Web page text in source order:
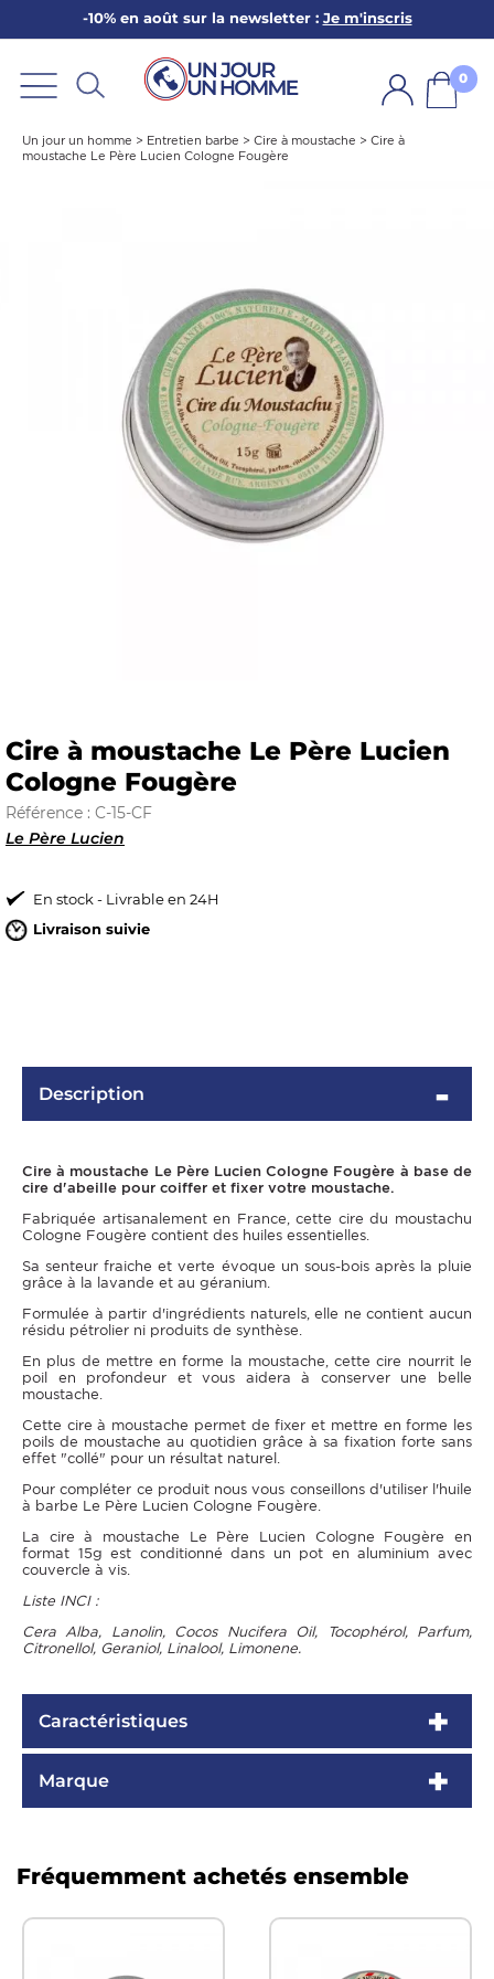
-10% en août sur la newsletter : Je m'inscris
0
Un jour un homme > Entretien barbe > Cire à moustache > Cire à
moustache Le Père Lucien Cologne Fougère
Cire à moustache Le Père Lucien
Cologne Fougère
Référence : C-15-CF
Le Père Lucien
En stock - Livrable en 24H
Livraison suivie
Description
Cire à moustache Le Père Lucien Cologne Fougère à base de
cire d'abeille pour coiffer et fixer votre moustache.
Fabriquée artisanalement en France, cette cire du moustachu
Cologne Fougère contient des huiles essentielles.
Sa senteur fraiche et verte évoque un sous-bois après la pluie
grâce à la lavande et au géranium.
Formulée à partir d'ingrédients naturels, elle ne contient aucun
résidu pétrolier ni produits de synthèse.
En plus de mettre en forme la moustache, cette cire nourrit le
poil en profondeur et vous aidera à conserver une belle
moustache.
Cette cire à moustache permet de fixer et mettre en forme les
poils de moustache au quotidien grâce à sa fixation forte sans
effet "collé" pour un résultat naturel.
Pour compléter ce produit nous vous conseillons d'utiliser l'huile
à barbe Le Père Lucien Cologne Fougère.
La cire à moustache Le Père Lucien Cologne Fougère en
format 15g est conditionné dans un pot en aluminium avec
couvercle à vis.
Liste INCI :
Cera Alba, Lanolin, Cocos Nucifera Oil, Tocophérol, Parfum,
Citronellol, Geraniol, Linalool, Limonene.
Caractéristiques
Marque
Fréquemment achetés ensemble